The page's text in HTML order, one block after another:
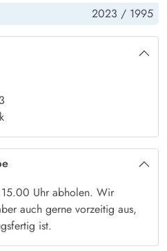
während sich draussen vor den
Dunkelheit über die Landschaft
ausgestattet ist. Das
umgegebene Grundstück verfügt
und Rückzugsmöglichkeiten.
vor dem teilweise recht
Natur der Westküste
Natur der
Strand und Meer. Jede dieser
Reiz. Naturliebhaber
2023 / 1995
Uhr abholen. Wir
auch gerne vorzeitig aus,
ist.